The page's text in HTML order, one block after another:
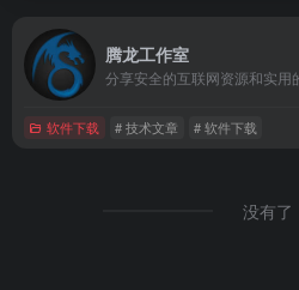
腾龙工作室
分享安全的互联网资源和实用
软件下载 # 技术文章 # 软件下载
没有了